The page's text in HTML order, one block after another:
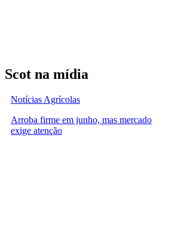
Scot na mídia
Notícias Agrícolas
Arroba firme em junho, mas mercado
exige atenção